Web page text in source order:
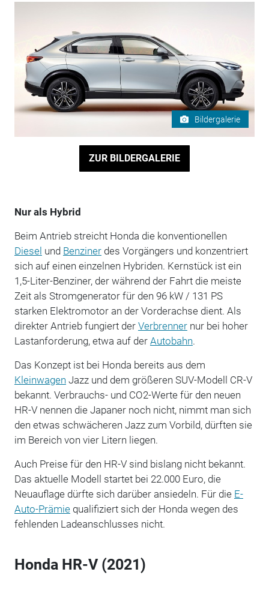
Bildergalerie
ZUR BILDERGALERIE
Nur als Hybrid
Beim Antrieb streicht Honda die konventionellen
Diesel und Benzinerdes Vorgängers und konzentriert
sich auf einen einzelnen Hybriden. Kernstück ist ein
1,5-Liter-Benziner, der während der Fahrt die meiste
Zeit als Stromgenerator für den 96 kW / 131 PS
starken Elektromotor an der Vorderachse dient. Als
direkter Antrieb fungiert der Verbrennernur bei hoher
Lastanforderung, etwa auf der Autobahn.
Das Konzept ist bei Honda bereits aus dem
Kleinwagen Jazz und dem größeren SUV-Modell CR-V
bekannt. Verbrauchs- und CO2-Werte für den neuen
HR-V nennen die Japaner noch nicht, nimmt man sich
den etwas schwächeren Jazz zum Vorbild, dürften sie
im Bereich von vier Litern liegen.
Auch Preise für den HR-V sind bislang nicht bekannt.
Das aktuelle Modell startet bei 22.000 Euro, die
Neuauflage dürfte sich darüber ansiedeln. Für die E-
Auto-Prämiequalifiziert sich der Honda wegen des
fehlenden Ladeanschlusses nicht.
Honda HR-V (2021)